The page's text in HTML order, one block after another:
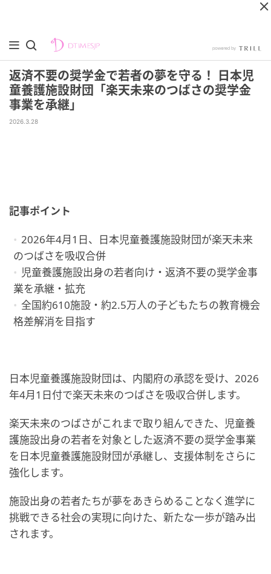
返済不要の奨学金で若者の夢を守る！ 日本児
童養護施設財団「楽天未来のつばさの奨学金
事業を承継」
2026.3.28
記事ポイント
2026年4月1日、日本児童養護施設財団が楽天未来
のつばさを吸収合併
児童養護施設出身の若者向け・返済不要の奨学金事
業を承継・拡充
全国約610施設・約2.5万人の子どもたちの教育機会
格差解消を目指す
日本児童養護施設財団は、内閣府の承認を受け、2026
年4月1日付で楽天未来のつばさを吸収合併します。
楽天未来のつばさがこれまで取り組んできた、児童養
護施設出身の若者を対象とした返済不要の奨学金事業
を日本児童養護施設財団が承継し、支援体制をさらに
強化します。
施設出身の若者たちが夢をあきらめることなく進学に
挑戦できる社会の実現に向けた、新たな一歩が踏み出
されます。